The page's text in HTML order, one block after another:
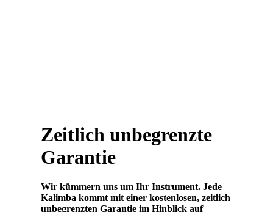
Zeitlich unbegrenzte
Garantie
Wir kümmern uns um Ihr Instrument. Jede
Kalimba kommt mit einer kostenlosen, zeitlich
unbegrenzten Garantie im Hinblick auf